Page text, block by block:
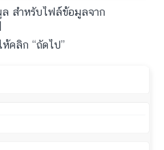
สำหรับไฟล์ข้อมูลจาก
คลิก “ถัดไป”